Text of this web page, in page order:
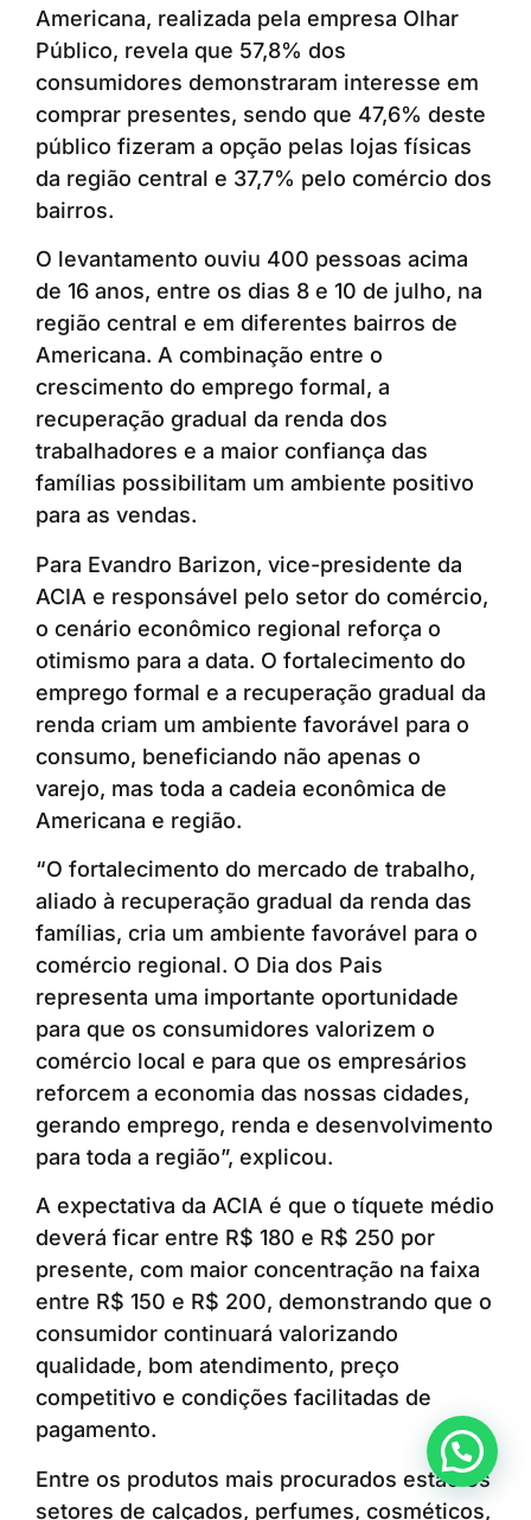
Americana, realizada pela empresa Olhar
Público, revela que 57,8% dos
consumidores demonstraram interesse em
comprar presentes, sendo que 47,6% deste
público fizeram a opção pelas lojas físicas
da região central e 37,7% pelo comércio dos
bairros.
O levantamento ouviu 400 pessoas acima
de 16 anos, entre os dias 8 e 10 de julho, na
região central e em diferentes bairros de
Americana. A combinação entre o
crescimento do emprego formal, a
recuperação gradual da renda dos
trabalhadores e a maior confiança das
famílias possibilitam um ambiente positivo
para as vendas.
Para Evandro Barizon, vice-presidente da
ACIA e responsável pelo setor do comércio,
o cenário econômico regional reforça o
otimismo para a data. O fortalecimento do
emprego formal e a recuperação gradual da
renda criam um ambiente favorável para o
consumo, beneficiando não apenas o
varejo, mas toda a cadeia econômica de
Americana e região.
“O fortalecimento do mercado de trabalho,
aliado à recuperação gradual da renda das
famílias, cria um ambiente favorável para o
comércio regional. O Dia dos Pais
representa uma importante oportunidade
para que os consumidores valorizem o
comércio local e para que os empresários
reforcem a economia das nossas cidades,
gerando emprego, renda e desenvolvimento
para toda a região”, explicou.
A expectativa da ACIA é que o tíquete médio
deverá ficar entre R$ 180 e R$ 250 por
presente, com maior concentração na faixa
entre R$ 150 e R$ 200, demonstrando que o
consumidor continuará valorizando
qualidade, bom atendimento, preço
competitivo e condições facilitadas de
pagamento.
Entre os produtos mais procurados estão os
setores de calçados, perfumes, cosméticos,